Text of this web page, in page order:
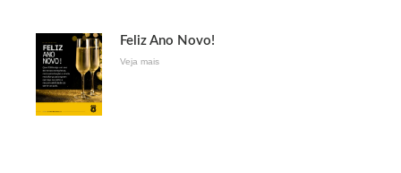
Feliz Ano Novo!
Veja mais